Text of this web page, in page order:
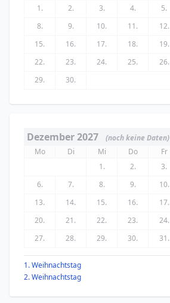
1.
2. 3. 4. 5.
8.
9. 10. 11. 12.
15.
16. 17. 18. 19.
22.
23. 24. 25. 26.
29.
30.
Dezember 2027
(noch keine Daten)
Mo
Di Mi Do Fr
1.
2. 3.
6.
7. 8. 9. 10.
13.
14. 15. 16. 17.
20.
21. 22. 23. 24.
27.
28. 29. 30. 31.
1. Weihnachtstag
2. Weihnachtstag